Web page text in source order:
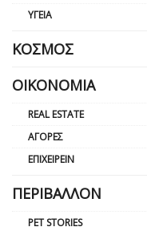
ΥΓΕΊΑ
ΚΌΣΜΟΣ
ΟΙΚΟΝΟΜΊΑ
REAL ESTATE
ΑΓΟΡΈΣ
ΕΠΙΧΕΙΡΕΊΝ
ΠΕΡΙΒΆΛΛΟΝ
PET STORIES